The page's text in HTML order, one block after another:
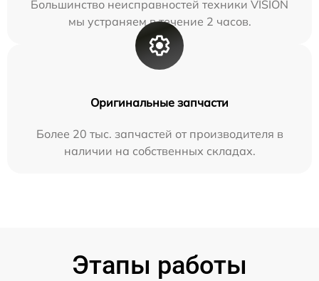
Большинство неисправностей техники VISION
мы устраняем в течение 2 часов.
Оригинальные запчасти
Более 20 тыс. запчастей от производителя в
наличии на собственных складах.
Этапы работы